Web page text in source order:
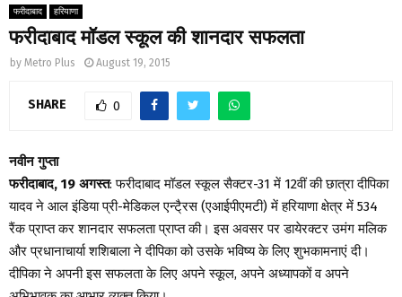
फरीदाबाद हरियाणा
फरीदाबाद मॉडल स्कूल की शानदार सफलता
by Metro Plus August 19, 2015
SHARE 0
नवीन गुप्ता
फरीदाबाद, 19 अगस्त: फरीदाबाद मॉडल स्कूल सैक्टर-31 में 12वीं की छात्रा दीपिका
यादव ने आल इंडिया प्री-मेडिकल एन्टै्रस (एआईपीएमटी) में हरियाणा क्षेत्र में 534
रैंक प्राप्त कर शानदार सफलता प्राप्त की। इस अवसर पर डायेरक्टर उमंग मलिक
और प्रधानाचार्या शशिबाला ने दीपिका को उसके भविष्य के लिए शुभकामनाएं दी।
दीपिका ने अपनी इस सफलता के लिए अपने स्कूल, अपने अध्यापकों व अपने